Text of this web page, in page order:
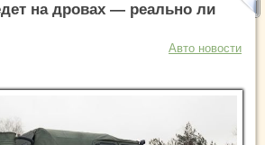
на дровах — реально ли
Авто новости